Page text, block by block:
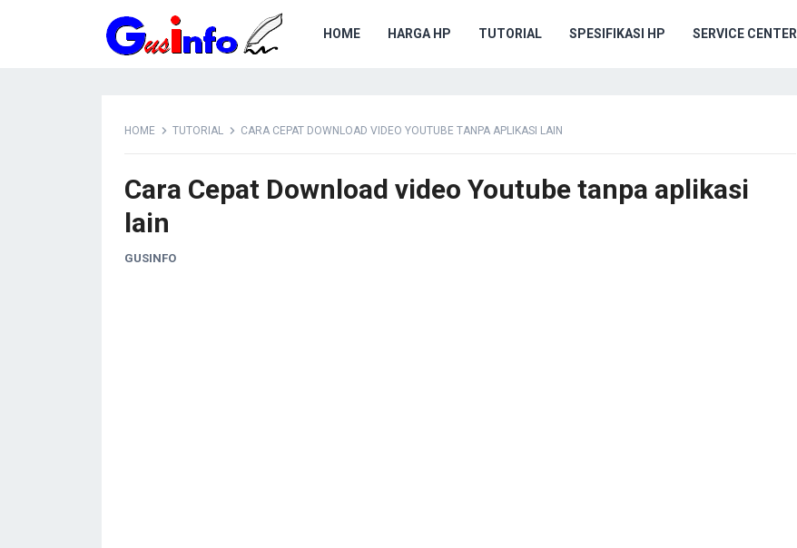
HOME HARGA HP TUTORIAL SPESIFIKASI HP SERVICE CENTER
HOME TUTORIAL CARA CEPAT DOWNLOAD VIDEO YOUTUBE TANPA APLIKASI LAIN
Cara Cepat Download video Youtube tanpa aplikasi
lain
GUSINFO